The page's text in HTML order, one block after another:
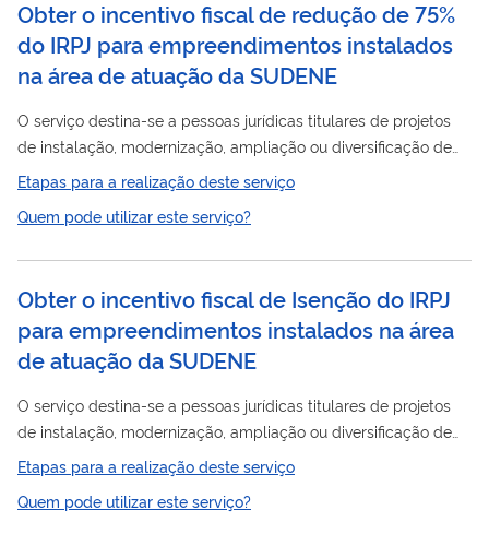
Obter o incentivo fiscal de redução de 75%
do IRPJ para empreendimentos instalados
na área de atuação da SUDENE
O serviço destina-se a pessoas jurídicas titulares de projetos
de instalação, modernização, ampliação ou diversificação de
empreendimentos, com a redução de 75% do IRPJ pelo prazo
de 10 (dez) anos. O benefício fiscal possibilita à empresa
usufruir de condições diferenciadas quando opta por se
competitividade no mercado. Além disso, gera outros efeitos
que orbitam no entorno, como a geração...
Etapas para a realização deste serviço
Quem pode utilizar este serviço?
Obter o incentivo fiscal de Isenção do IRPJ
para empreendimentos instalados na área
de atuação da SUDENE
O serviço destina-se a pessoas jurídicas titulares de projetos
de instalação, modernização, ampliação ou diversificação de
empreendimentos, com o benefício da isenção do Imposto de
Renda de Pessoa Jurídica (IRPJ) pelo prazo de 10 (dez) anos. O
benefício fiscal possibilita à empresa usufruir de condições
Etapas para a realização deste serviço
Quem pode utilizar este serviço?